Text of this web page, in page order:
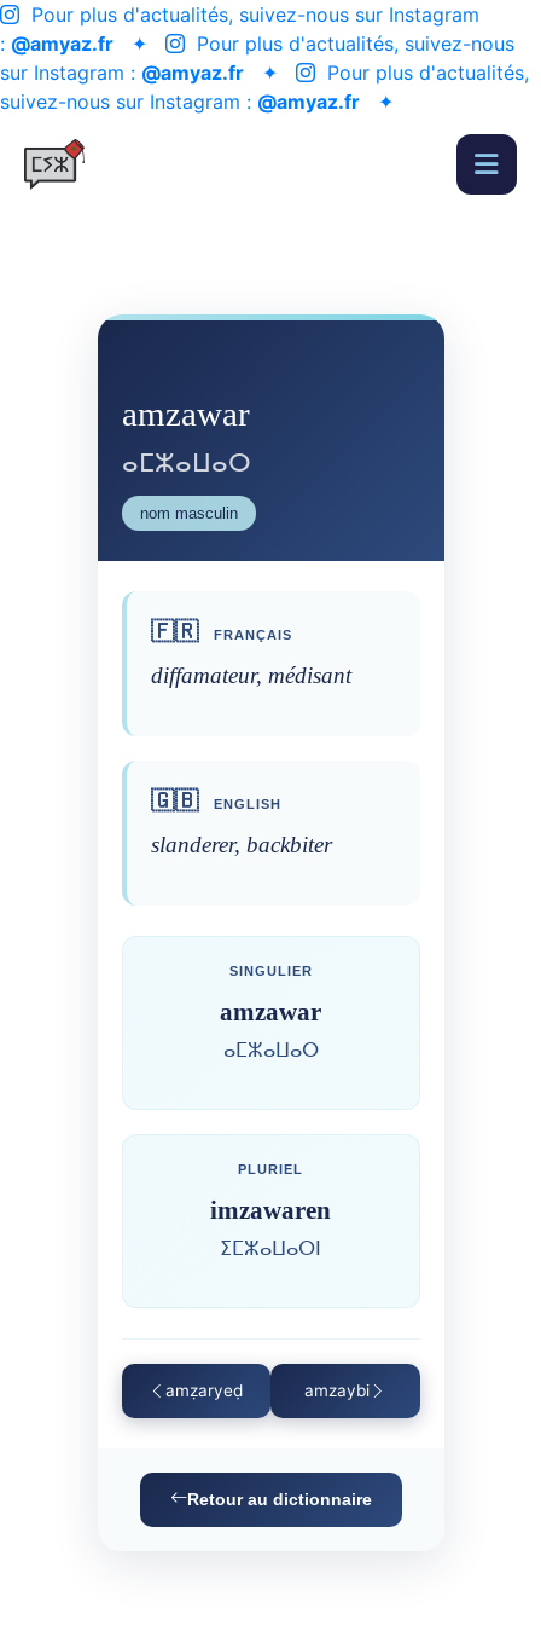
Pour plus d'actualités, suivez-nous sur Instagram
: @amyaz.fr ✦
Pour plus d'actualités, suivez-nous
sur Instagram : @amyaz.fr ✦
Pour plus d'actualités,
suivez-nous sur Instagram : @amyaz.fr ✦
amzawar
ⴰⵎⵣⴰⵡⴰⵔ
nom masculin
🇫🇷 FRANÇAIS
diffamateur, médisant
🇬🇧 ENGLISH
slanderer, backbiter
SINGULIER
amzawar
ⴰⵎⵣⴰⵡⴰⵔ
PLURIEL
imzawaren
ⵉⵎⵣⴰⵡⴰⵔⵏ
amẓaryeḍ amzaybi
Retour au dictionnaire